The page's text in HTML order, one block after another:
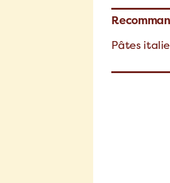
Pâtes